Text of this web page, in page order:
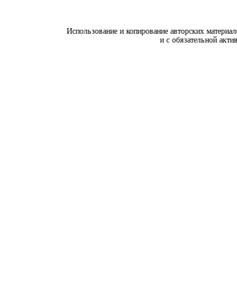
Использование и копирование авторских
и с обязательной